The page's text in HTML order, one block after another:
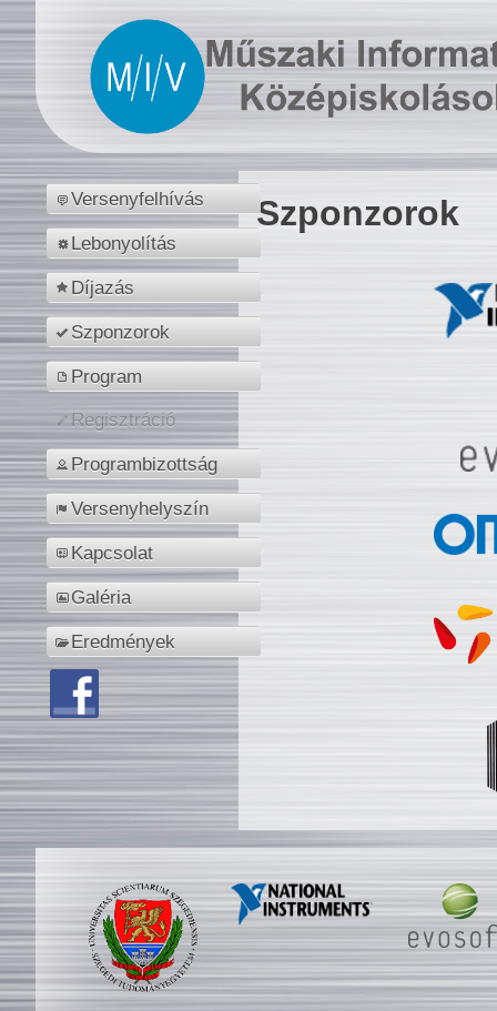
Versenyfelhívás
Lebonyolítás
Díjazás
Szponzorok
Program
Regisztráció
Programbizottság
Versenyhelyszín
Kapcsolat
Galéria
Eredmények
Szponzorok